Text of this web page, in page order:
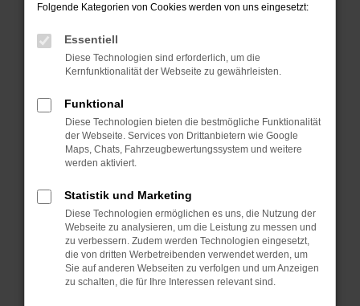
Prüfe deine Browsererweiterungen.
Manche Erweiterungen, wie Werbeblocker,
können das Laden bestimmter Seiten
verhindern. Funktioniert die Seite in einem
Fenster?
Starte dein Gerät neu.
Das kann manchmal helfen, vorübergehende
Probleme zu beheben.
Betriebssystem auf dem neuesten Stand
sind.
Veraltete Software birgt nicht nur ein
Sicherheitsrisiko, sondern kann auch dazu
führen, dass bestimmte Funktionen nicht mehr
unterstützt werden.
Folgende Kategorien von Cookies werden von uns eingesetzt:
Essentiell
Diese Technologien sind erforderlich, um die
Kernfunktionalität der Webseite zu gewährleisten.
Funktional
Diese Technologien bieten die bestmögliche Funktionalität
der Webseite. Services von Drittanbietern wie Google
Maps, Chats, Fahrzeugbewertungssystem und weitere
werden aktiviert.
Statistik und Marketing
Diese Technologien ermöglichen es uns, die Nutzung der
Webseite zu analysieren, um die Leistung zu messen und
zu verbessern. Zudem werden Technologien eingesetzt,
die von dritten Werbetreibenden verwendet werden, um
Sie auf anderen Webseiten zu verfolgen und um Anzeigen
zu schalten, die für Ihre Interessen relevant sind.